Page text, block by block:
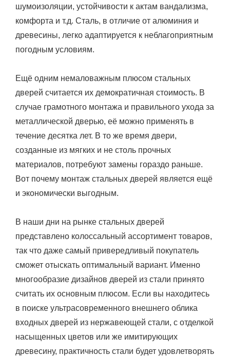
шумоизоляции, устойчивости к актам вандализма,
комфорта и т.д. Сталь, в отличие от алюминия и
древесины, легко адаптируется к неблагоприятным
погодным условиям.
Ещё одним немаловажным плюсом стальных
дверей считается их демократичная стоимость. В
случае грамотного монтажа и правильного ухода за
металлической дверью, её можно применять в
течение десятка лет. В то же время двери,
созданные из мягких и не столь прочных
материалов, потребуют замены гораздо раньше.
Вот почему монтаж стальных дверей является ещё
и экономически выгодным.
В наши дни на рынке стальных дверей
представлено колоссальный ассортимент товаров,
так что даже самый привередливый покупатель
сможет отыскать оптимальный вариант. Именно
многообразие дизайнов дверей из стали принято
считать их основным плюсом. Если вы находитесь
в поиске ультрасовременного внешнего облика
входных дверей из нержавеющей стали, с отделкой
насыщенных цветов или же имитирующих
древесину, практичность стали будет удовлетворять